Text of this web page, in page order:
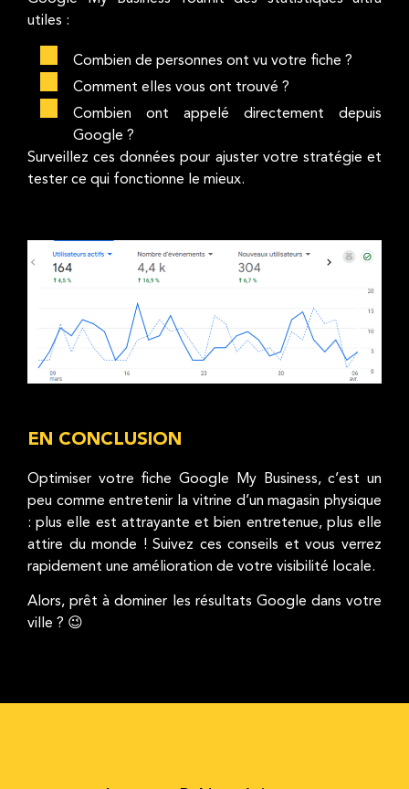
utiles :
Combien de personnes ont vu votre fiche ?
Comment elles vous ont trouvé ?
Combien ont appelé directement depuis
Google ?
Surveillez ces données pour ajuster votre stratégie et
tester ce qui fonctionne le mieux.
EN CONCLUSION
Optimiser votre fiche Google My Business, c’est un
peu comme entretenir la vitrine d’un magasin physique
: plus elle est attrayante et bien entretenue, plus elle
attire du monde ! Suivez ces conseils et vous verrez
rapidement une amélioration de votre visibilité locale.
Alors, prêt à dominer les résultats Google dans votre
ville ? 😉